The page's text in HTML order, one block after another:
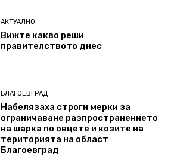
АКТУАЛНО
Вижте какво реши
правителството днес
БЛАГОЕВГРАД
Набелязаха строги мерки за
ограничаване разпространението
на шарка по овцете и козите на
територията на област
Благоевград